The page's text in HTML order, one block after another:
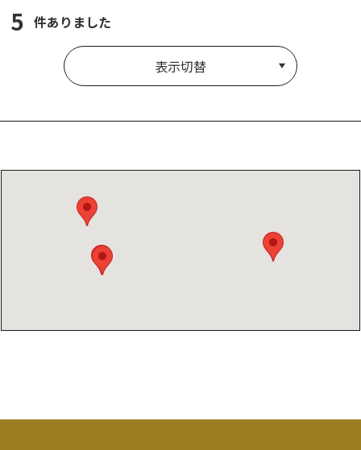
5 件ありました
表示切替